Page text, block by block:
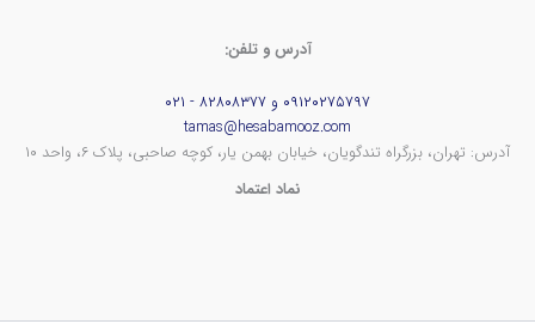
آدرس و تلفن:
۰۹۱۲۰۲۷۵۷۹۷ و ۸۲۸۰۸۳۷۷ - ۰۲۱
tamas@hesabamooz.com
آدرس: تهران، بزرگراه تندگویان، خیابان بهمن یار، کوچه صاحبی، پلاک ۶، واحد ۱۰
نماد اعتماد